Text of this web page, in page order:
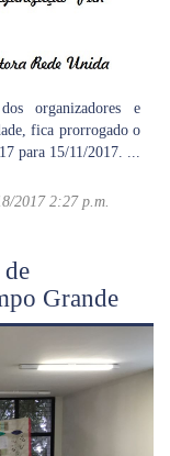
organizadores e
fica prorrogado o
para 15/11/2017.
2017 2:27 p.m.
Grande